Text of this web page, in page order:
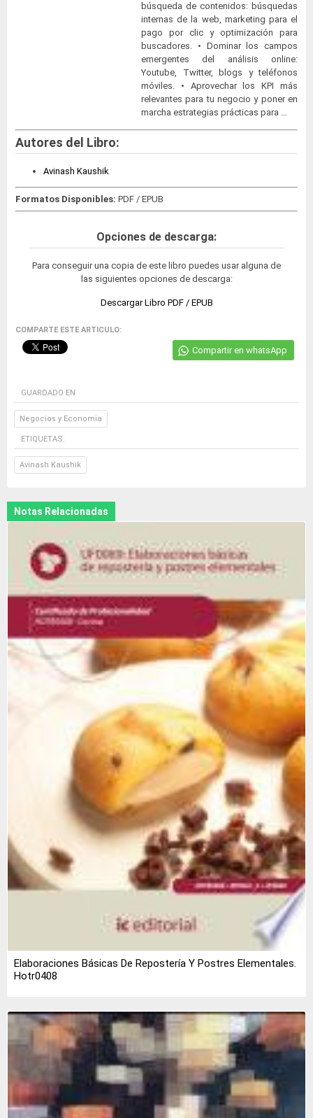
búsqueda de contenidos: búsquedas
internas de la web, marketing para el
pago por clic y optimización para
buscadores. • Dominar los campos
emergentes del análisis online:
Youtube, Twitter, blogs y teléfonos
móviles. • Aprovechar los KPI más
relevantes para tu negocio y poner en
marcha estrategias prácticas para …
Autores del Libro:
Avinash Kaushik
Formatos Disponibles: PDF / EPUB
Opciones de descarga:
Para conseguir una copia de este libro puedes usar alguna de
las siguientes opciones de descarga:
Descargar Libro PDF / EPUB
COMPARTE ESTE ARTICULO:
Compartir en whatsApp
GUARDADO EN
Negocios y Economia
ETIQUETAS:
Avinash Kaushik
Notas Relacionadas
Elaboraciones Básicas De Repostería Y Postres Elementales.
Hotr0408